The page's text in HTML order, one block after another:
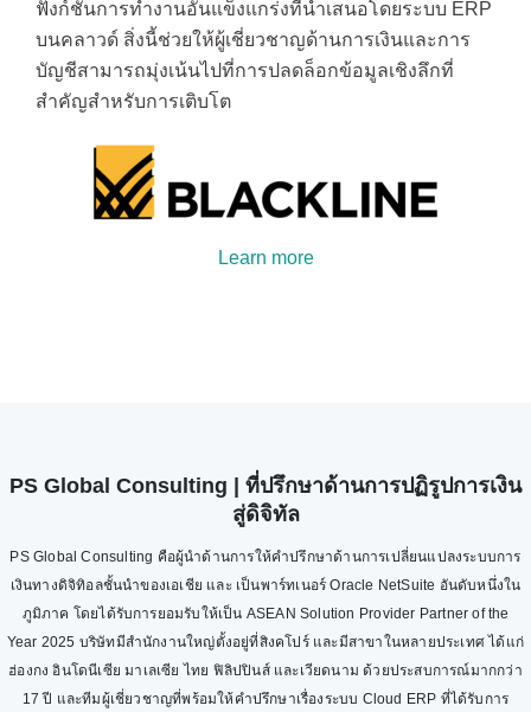
ฟังก์ชันการทำงานอันแข็งแกร่งที่นำเสนอโดยระบบ ERP
บนคลาวด์ สิ่งนี้ช่วยให้ผู้เชี่ยวชาญด้านการเงินและการ
บัญชีสามารถมุ่งเน้นไปที่การปลดล็อกข้อมูลเชิงลึกที่
สำคัญสำหรับการเติบโต
Learn more
PS Global Consulting | ที่ปรึกษาด้านการปฏิรูปการเงิน
สู่ดิจิทัล
PS Global Consulting คือผู้นำด้านการให้คำปรึกษาด้านการเปลี่ยนแปลงระบบการ
เงินทางดิจิทิอลชั้นนำของเอเชีย และ เป็นพาร์ทเนอร์ Oracle NetSuite อันดับหนึ่งใน
ภูมิภาค โดยได้รับการยอมรับให้เป็น ASEAN Solution Provider Partner of the
Year 2025 บริษัทมีสำนักงานใหญ่ตั้งอยู่ที่สิงคโปร์ และมีสาขาในหลายประเทศ ได้แก่
ฮ่องกง อินโดนีเซีย มาเลเซีย ไทย ฟิลิปปินส์ และเวียดนาม ด้วยประสบการณ์มากกว่า
17 ปี และทีมผู้เชี่ยวชาญที่พร้อมให้คำปรึกษาเรื่องระบบ Cloud ERP ที่ได้รับการ